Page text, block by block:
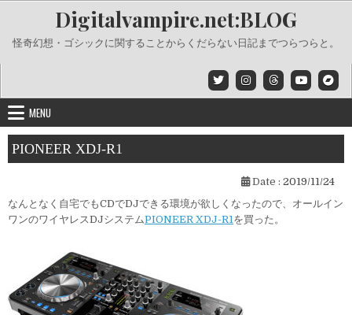
content
Digitalvampire.net:BLOG
怪奇幻想・ゴシックに関することからくだらない日記までつらつらと。
MENU
PIONEER XDJ-R1
Date : 2019/11/24
なんとなく自宅でもCDでDJできる環境が欲しくなったので、オールイン
ワンのワイヤレスDJシステムPIONEER XDJ-R1を買った。